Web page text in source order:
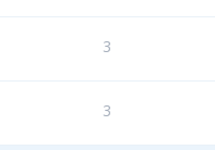
3
3